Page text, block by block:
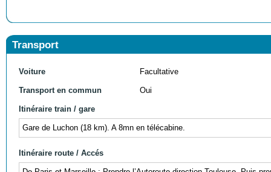
Transport
Voiture Facultative
Transport en commun Oui
Itinéraire train / gare
Gare de Luchon (18 km). A 8mn en télécabine.
Itinéraire route / Accés